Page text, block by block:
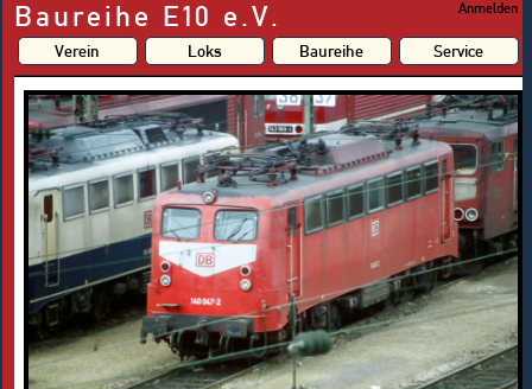
Baureihe E10 e.V. Anmelden
Verein Loks Baureihe Service